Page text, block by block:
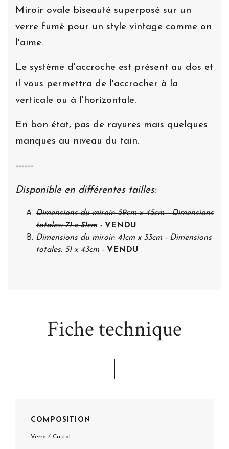
Miroir ovale biseauté superposé sur un
verre fumé pour un style vintage comme on
l'aime.
Le système d'accroche est présent au dos et
il vous permettra de l'accrocher à la
verticale ou à l'horizontale.
En bon état, pas de rayures mais quelques
manques au niveau du tain.
------
Disponible en différentes tailles:
Dimensions du miroir: 59cm x 45cm - Dimensions
totales: 71 x 51cm- VENDU
Dimensions du miroir: 41cm x 33cm - Dimensions
totales: 51 x 43cm- VENDU
Fiche technique
COMPOSITION
Verre / Cristal